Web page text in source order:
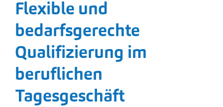
Flexible und
bedarfsgerechte
Qualifizierung im
beruflichen
Tagesgeschäft